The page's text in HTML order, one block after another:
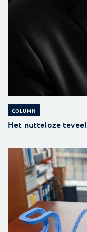
COLUMN
Het nutteloze teveel